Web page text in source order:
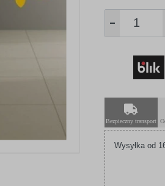
Bezpieczny transport
Wysyłka od